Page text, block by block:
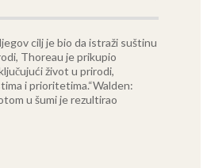
cilj je bio da istraži suštinu
Thoreau je prikupio
život u prirodi,
i prioritetima.“Walden:
u šumi je rezultirao